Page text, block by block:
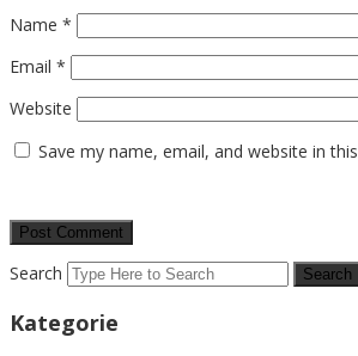
Name *
Email *
Website
Save my name, email, and website in
Search
Kategorie